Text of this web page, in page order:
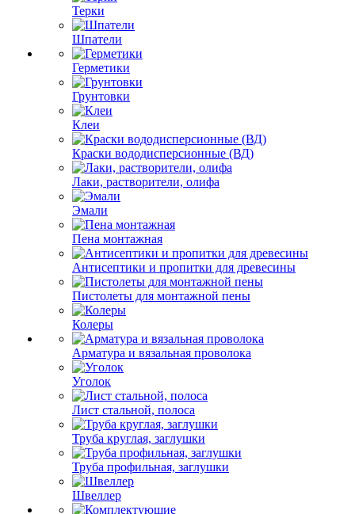
Терки
Шпатели
Герметики
Грунтовки
Клеи
Краски вододисперсионные (ВД)
Лаки, растворители, олифа
Эмали
Пена монтажная
Антисептики и пропитки для древесины
Пистолеты для монтажной пены
Колеры
Арматура и вязальная проволока
Уголок
Лист стальной, полоса
Труба круглая, заглушки
Труба профильная, заглушки
Швеллер